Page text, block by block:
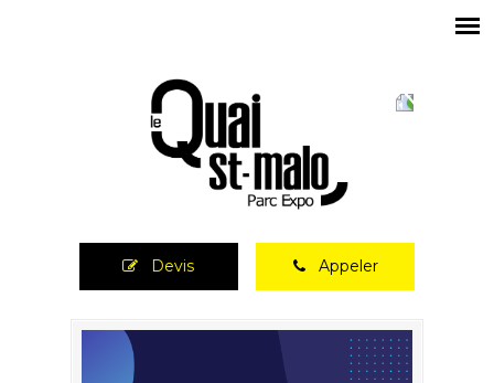
Devis Appeler